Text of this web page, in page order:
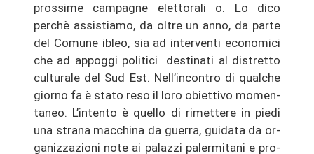
pros­si­me cam­pag­ne elet­to­ra­li o. Lo dico
perchè as­sis­ti­a­mo, da oltre un anno, da parte
del Co­mu­ne ibleo, sia ad in­ter­ven­ti eco­no­mi­ci
che ad ap­poggi po­li­ti­ci de­sti­na­ti al dis­tret­to
cul­tu­ra­le del Sud Est. Nell’in­con­tro di qual­che
gior­no fa è stato reso il loro ob­iet­ti­vo mo­men­
ta­neo. L’in­ten­to è quel­lo di ri­met­te­re in piedi
una stra­na mac­chi­na da guer­ra, gui­da­ta da or­
ga­ni­z­za­zio­ni note ai pa­la­z­zi pa­ler­mi­ta­ni e pro­